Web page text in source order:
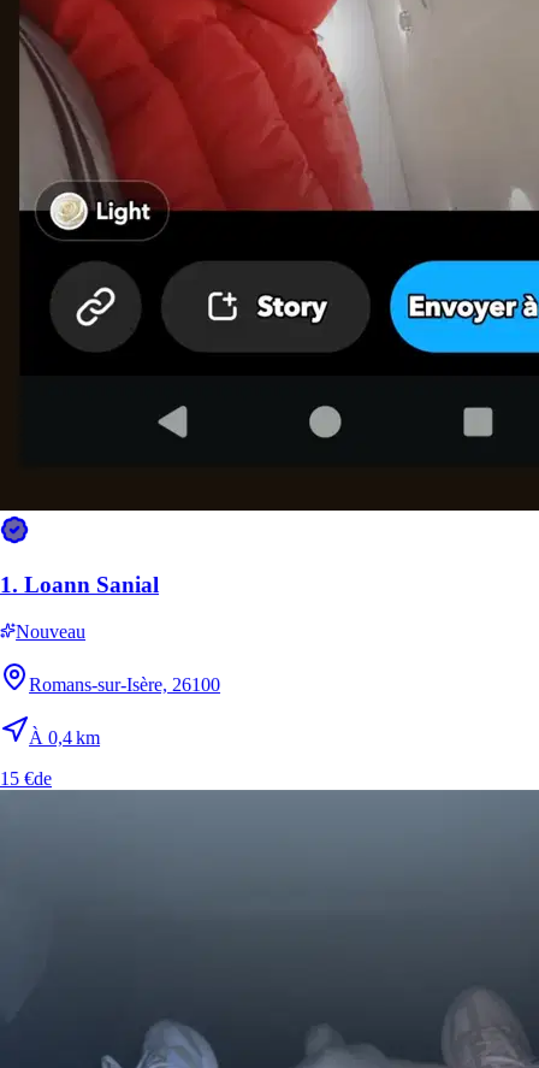
4.Maena Antelme
1. Loann Sanial
Nouveau
Romans-sur-Isère, 26100
À 0,4 km
15 €de